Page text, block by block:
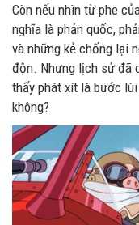
Còn nếu nhìn từ phe
nghĩa là phản quốc,
và những kẻ chống lại
độn. Nhưng lịch sử đã
thấy phát xít là bước
không?